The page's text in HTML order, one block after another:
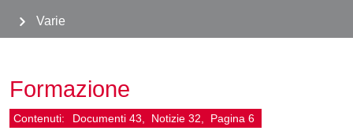
Formazione
Contenuti: Documenti 43 Notizie 32 Pagina 6
Varie